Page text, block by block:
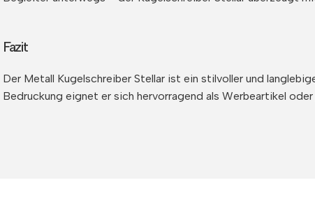
Fazit
Der Metall Kugelschreiber Stellar ist ein stilvoller und
Bedruckung eignet er sich hervorragend als Werbeartikel